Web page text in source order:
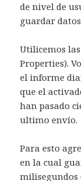
de nivel de
guardar
Utilicemos
Properties).
el informe
que el
han pasado
ultimo envío.
Para esto
en la cual
milisegundos